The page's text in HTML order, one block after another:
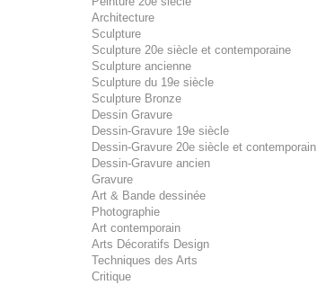
Architecture
Sculpture
Sculpture 20e siècle et contemporaine
Sculpture ancienne
Sculpture du 19e siècle
Sculpture Bronze
Dessin Gravure
Dessin-Gravure 19e siècle
Dessin-Gravure 20e siècle et contemporain
Dessin-Gravure ancien
Gravure
Art & Bande dessinée
Photographie
Art contemporain
Arts Décoratifs Design
Techniques des Arts
Critique